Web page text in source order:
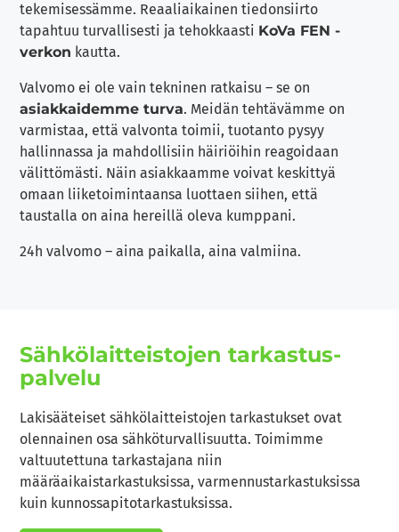
tekemisessämme. Reaaliaikainen tiedonsiirto
tapahtuu turvallisesti ja tehokkaasti KoVa FEN -
verkon kautta.
Valvomo ei ole vain tekninen ratkaisu – se on
asiakkaidemme turva. Meidän tehtävämme on
varmistaa, että valvonta toimii, tuotanto pysyy
hallinnassa ja mahdollisiin häiriöihin reagoidaan
välittömästi. Näin asiakkaamme voivat keskittyä
omaan liiketoimintaansa luottaen siihen, että
taustalla on aina hereillä oleva kumppani.
24h valvomo – aina paikalla, aina valmiina.
Sähkö­laitteistojen tarkastus­
palvelu
Lakisääteiset sähkölaitteistojen tarkastukset ovat
olennainen osa sähköturvallisuutta. Toimimme
valtuutettuna tarkastajana niin
määräaikaistarkastuksissa, varmennustarkastuksissa
kuin kunnossapitotarkastuksissa.